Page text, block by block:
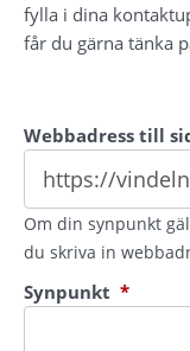
fylla i dina
får du gärna tänka
Webbadress till
Om din synpunkt
du skriva in
Synpunkt *